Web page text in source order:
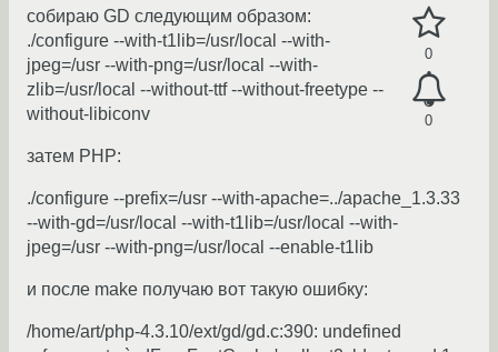
0
0
собираю GD следующим образом:
./configure --with-t1lib=/usr/local --with-
jpeg=/usr --with-png=/usr/local --with-
zlib=/usr/local --without-ttf --without-freetype --
without-libiconv
затем PHP:
./configure --prefix=/usr --with-apache=../apache_1.3.33
--with-gd=/usr/local --with-t1lib=/usr/local --with-
jpeg=/usr --with-png=/usr/local --enable-t1lib
и после make получаю вот такую ошибку:
/home/art/php-4.3.10/ext/gd/gd.c:390: undefined